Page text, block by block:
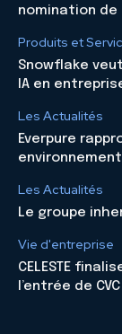
nomination
Produits et
Snowflake
IA en
Les Actualités
Everpure
Les Actualités
Le groupe
Vie d'entreprise
CELESTE
l’entrée de